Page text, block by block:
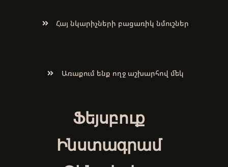
Հայ նկարիչների բացառիկ նմուշներ
Առաքում ենք ողջ աշխարհով մեկ
Ֆեյսբուք
Ինստագրամ